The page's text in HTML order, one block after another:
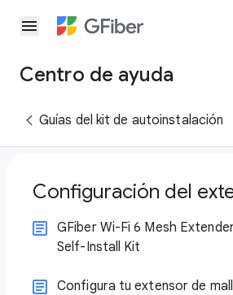
menu
Centro de ayuda
Guías del kit de autoinstalación
Configuración del
GFiber Wi-Fi 6 Mesh
Self-Install Kit
Configura tu extensor de